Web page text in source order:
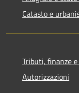
Catasto e
Tributi, finanze
Autorizzazioni